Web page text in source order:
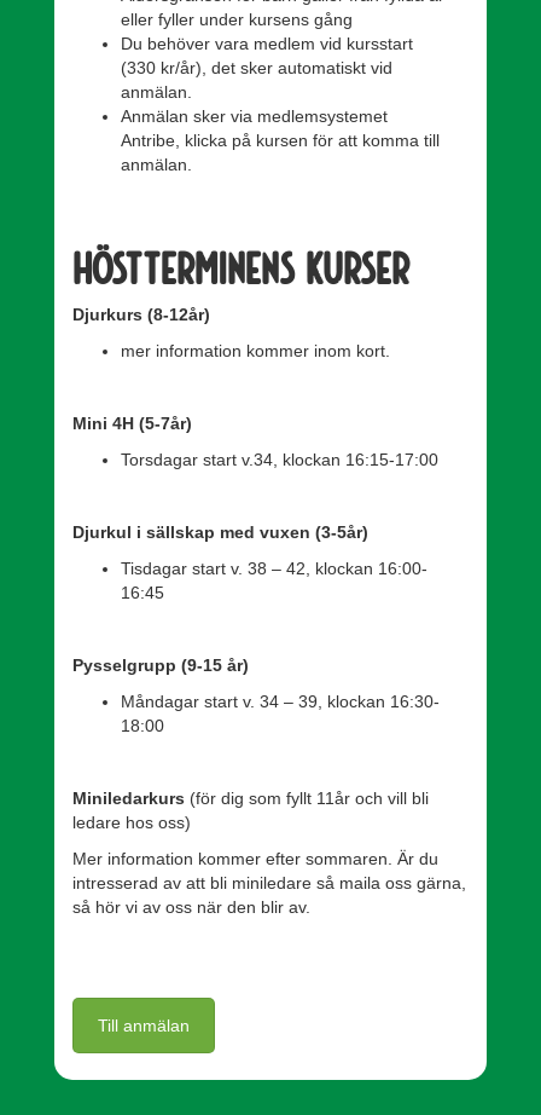
eller fyller under kursens gång
Du behöver vara medlem vid kursstart
(330 kr/år), det sker automatiskt vid
anmälan.
Anmälan sker via medlemsystemet
Antribe, klicka på kursen för att komma till
anmälan.
Höstterminens kurser
Djurkurs (8-12år)
mer information kommer inom kort.
Mini 4H (5-7år)
Torsdagar start v.34, klockan 16:15-17:00
Djurkul i sällskap med vuxen (3-5år)
Tisdagar start v. 38 – 42, klockan 16:00-
16:45
Pysselgrupp (9-15 år)
Måndagar start v. 34 – 39, klockan 16:30-
18:00
Miniledarkurs (för dig som fyllt 11år och vill bli
ledare hos oss)
Mer information kommer efter sommaren. Är du
intresserad av att bli miniledare så maila oss gärna,
så hör vi av oss när den blir av.
Till anmälan